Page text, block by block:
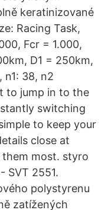
keratinizované
Racing Task,
Fcr = 1.000,
D1 = 250km,
n1: 38, n2
to jump in to the
switching
to keep your
close at
most. styro
SVT 2551.
polystyrenu
zatížených